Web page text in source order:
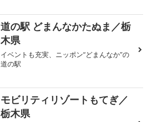
道の駅 どまんなかたぬま／栃
木県
イベントも充実、ニッポン“どまんなか”の
道の駅
モビリティリゾートもてぎ／
栃木県